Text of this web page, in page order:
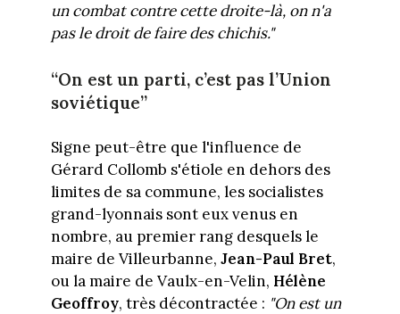
un combat contre cette droite-là, on n'a
pas le droit de faire des chichis."
“On est un parti, c’est pas l’Union
soviétique”
Signe peut-être que l'influence de
Gérard Collomb s'étiole en dehors des
limites de sa commune, les socialistes
grand-lyonnais sont eux venus en
nombre, au premier rang desquels le
maire de Villeurbanne, Jean-Paul Bret,
ou la maire de Vaulx-en-Velin, Hélène
Geoffroy, très décontractée : "On est un